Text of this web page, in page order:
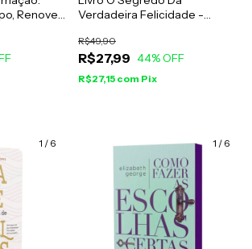
Renove
Verdadeira Felicidade -
R$27,99
R$49,90
44% OFF
R$27,15 com Pix
1 / 6 1 / 6